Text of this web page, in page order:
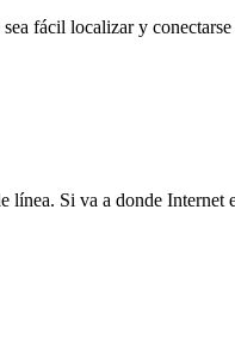
fácil localizar y
línea. Si va a donde